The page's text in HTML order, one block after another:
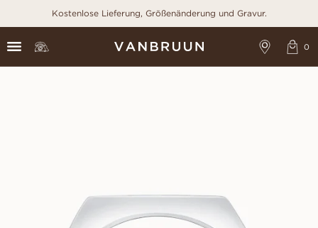
Kostenlose Lieferung, Größenänderung und Gravur.